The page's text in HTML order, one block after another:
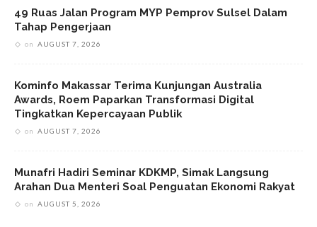
49 Ruas Jalan Program MYP Pemprov Sulsel Dalam
Tahap Pengerjaan
on AUGUST 7, 2026
Kominfo Makassar Terima Kunjungan Australia
Awards, Roem Paparkan Transformasi Digital
Tingkatkan Kepercayaan Publik
on AUGUST 7, 2026
Munafri Hadiri Seminar KDKMP, Simak Langsung
Arahan Dua Menteri Soal Penguatan Ekonomi Rakyat
on AUGUST 5, 2026